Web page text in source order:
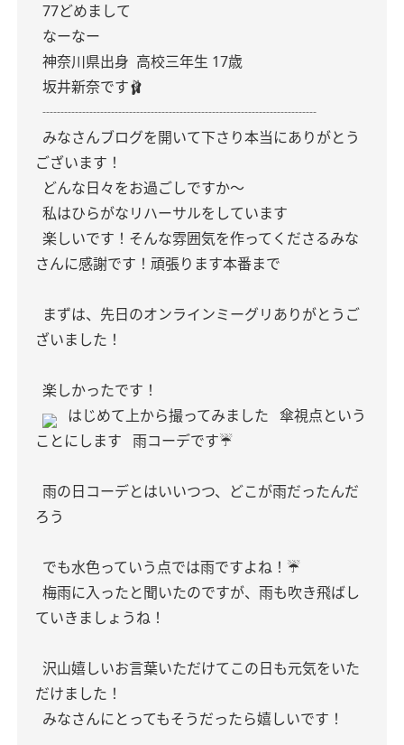
77どめまして
なーなー
神奈川県出身 高校三年生 17歳
坂井新奈です🩰
┈┈┈┈┈┈┈┈┈┈┈┈┈┈┈┈┈┈┈
みなさんブログを開いて下さり本当にありがとう
ございます！
どんな日々をお過ごしですか〜
私はひらがなリハーサルをしています
楽しいです！そんな雰囲気を作ってくださるみな
さんに感謝です！頑張ります本番まで
まずは、先日のオンラインミーグリありがとうご
ざいました！
楽しかったです！
はじめて上から撮ってみました 傘視点という
ことにします 雨コーデです☔️
雨の日コーデとはいいつつ、どこが雨だったんだ
ろう
でも水色っていう点では雨ですよね！☔️
梅雨に入ったと聞いたのですが、雨も吹き飛ばし
ていきましょうね！
沢山嬉しいお言葉いただけてこの日も元気をいた
だけました！
みなさんにとってもそうだったら嬉しいです！